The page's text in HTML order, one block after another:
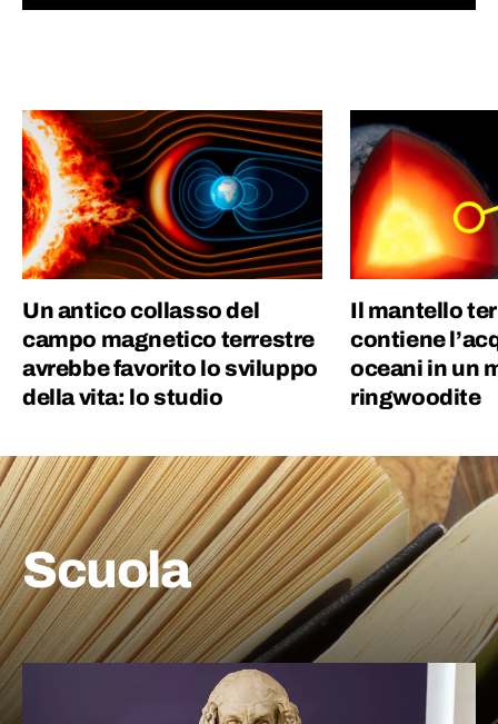
guardare film, andare ai concerti e
collezionare dischi in vinile.
Un antico collasso del
campo magnetico terrestre
avrebbe favorito lo sviluppo
della vita: lo studio
Il mantello
contiene
oceani in un
ringwoodite
Scuola